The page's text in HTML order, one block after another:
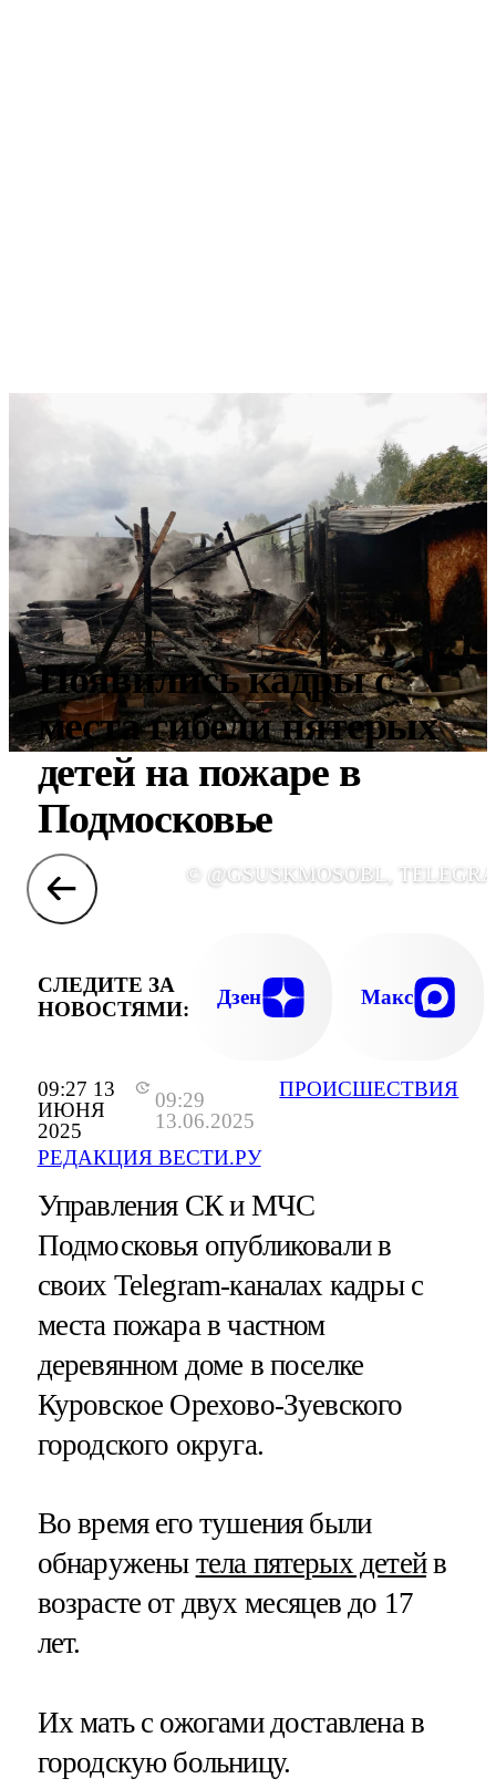
09:27 13
ИЮНЯ
2025
09:29
13.06.2025
РЕДАКЦИЯ ВЕСТИ.РУ
ПРОИСШЕСТВИЯ
Появились кадры с
места гибели пятерых
детей на пожаре в
Подмосковье
© @GSUSKMOSOBL,
СЛЕДИТЕ ЗА
НОВОСТЯМИ:
Дзен Макс
Управления СК и МЧС
Подмосковья опубликовали в
своих Telegram-каналах кадры с
места пожара в частном
деревянном доме в поселке
Куровское Орехово-Зуевского
городского округа.
Во время его тушения были
обнаружены тела пятерых детейв
возрасте от двух месяцев до 17
лет.
Их мать с ожогами доставлена в
городскую больницу.